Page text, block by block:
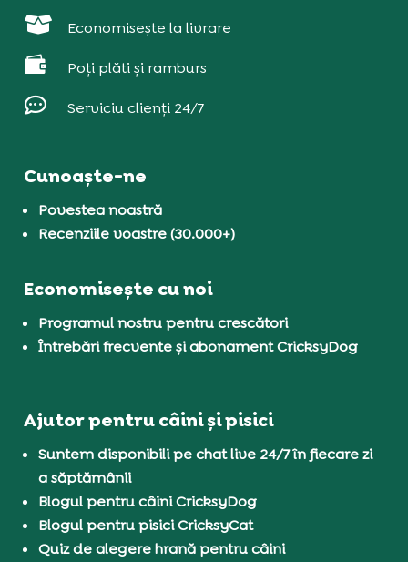
 Economisește la livrare
 Poți plăti și ramburs
 Serviciu clienți 24/7
Cunoaște-ne
Povestea noastră
Recenziile voastre (30.000+)
Economisește cu noi
Programul nostru pentru crescători
Întrebări frecvente și abonament CricksyDog
Ajutor pentru câini și pisici
Suntem disponibili pe chat live 24/7 în fiecare zi
a săptămânii
Blogul pentru câini CricksyDog
Blogul pentru pisici CricksyCat
Quiz de alegere hrană pentru câini